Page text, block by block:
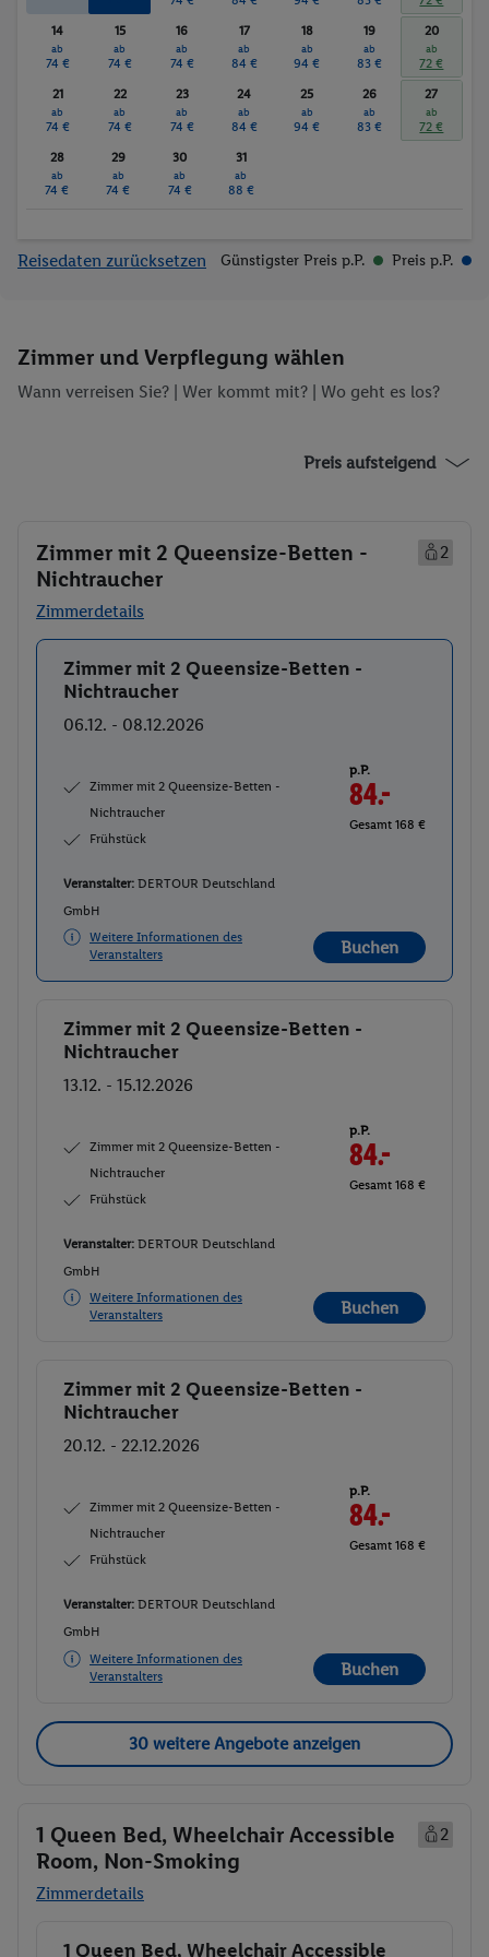
14
ab
74 €
15
ab
74 €
16
ab
74 €
17
ab
84 €
18
ab
94 €
19
ab
83 €
20
ab
72 €
21
ab
74 €
22
ab
74 €
23
ab
74 €
24
ab
84 €
25
ab
94 €
26
ab
83 €
27
ab
72 €
28
ab
74 €
29
ab
74 €
30
ab
74 €
31
ab
88 €
Reisedaten zurücksetzen Günstigster Preis p.P. Preis p.P.
Zimmer und Verpflegung wählen
Wann verreisen Sie? | Wer kommt mit? | Wo geht es los?
Preis aufsteigend
Zimmer mit 2 Queensize-Betten -
Nichtraucher
2
Zimmerdetails
Buchen
Zimmer mit 2 Queensize-Betten -
Nichtraucher
06.12. - 08.12.2026
Zimmer mit 2 Queensize-Betten -
Nichtraucher
Frühstück
p.P.
84.-
Gesamt 168 €
Veranstalter: DERTOUR Deutschland
GmbH
Weitere Informationen des
Veranstalters
Buchen
Buchen
Zimmer mit 2 Queensize-Betten -
Nichtraucher
13.12. - 15.12.2026
Zimmer mit 2 Queensize-Betten -
Nichtraucher
Frühstück
p.P.
84.-
Gesamt 168 €
Veranstalter: DERTOUR Deutschland
GmbH
Weitere Informationen des
Veranstalters
Buchen
Buchen
Zimmer mit 2 Queensize-Betten -
Nichtraucher
20.12. - 22.12.2026
Zimmer mit 2 Queensize-Betten -
Nichtraucher
Frühstück
p.P.
84.-
Gesamt 168 €
Veranstalter: DERTOUR Deutschland
GmbH
Weitere Informationen des
Veranstalters
Buchen
30 weitere Angebote anzeigen
1 Queen Bed, Wheelchair Accessible
Room, Non-Smoking
2
Zimmerdetails
Buchen
1 Queen Bed, Wheelchair Accessible